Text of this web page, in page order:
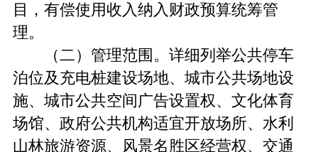
目，有偿使用收入纳入财政预算统筹管
理。
（二）管理范围。详细列举公共停车
泊位及充电桩建设场地、城市公共场地设
施、城市公共空间广告设置权、文化体育
场馆、政府公共机构适宜开放场所、水利
山林旅游资源、风景名胜区经营权、交通